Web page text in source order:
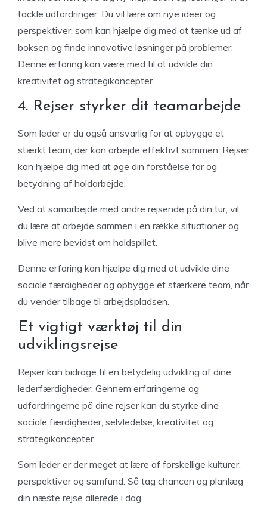
tackle udfordringer. Du vil lære om nye ideer og
perspektiver, som kan hjælpe dig med at tænke ud af
boksen og finde innovative løsninger på problemer.
Denne erfaring kan være med til at udvikle din
kreativitet og strategikoncepter.
4. Rejser styrker dit teamarbejde
Som leder er du også ansvarlig for at opbygge et
stærkt team, der kan arbejde effektivt sammen. Rejser
kan hjælpe dig med at øge din forståelse for og
betydning af holdarbejde.
Ved at samarbejde med andre rejsende på din tur, vil
du lære at arbejde sammen i en række situationer og
blive mere bevidst om holdspillet.
Denne erfaring kan hjælpe dig med at udvikle dine
sociale færdigheder og opbygge et stærkere team, når
du vender tilbage til arbejdspladsen.
Et vigtigt værktøj til din
udviklingsrejse
Rejser kan bidrage til en betydelig udvikling af dine
lederfærdigheder. Gennem erfaringerne og
udfordringerne på dine rejser kan du styrke dine
sociale færdigheder, selvledelse, kreativitet og
strategikoncepter.
Som leder er der meget at lære af forskellige kulturer,
perspektiver og samfund. Så tag chancen og planlæg
din næste rejse allerede i dag.